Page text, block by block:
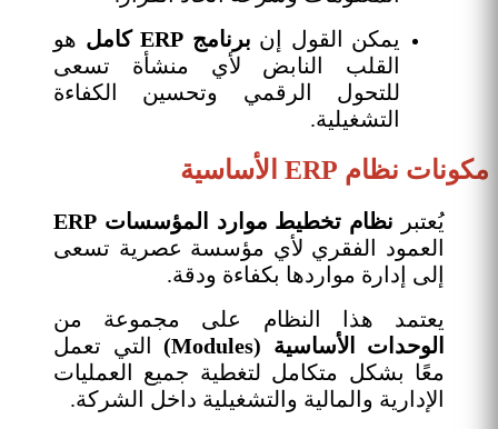
يمكن القول إن برنامج ERP كامل
هو
القلب النابض لأي منشأة تسعى
للتحول الرقمي وتحسين الكفاءة
التشغيلية.
مكونات نظام ERP الأساسية
يُعتبر
نظام تخطيط موارد المؤسسات ERP
العمود الفقري لأي مؤسسة عصرية تسعى
إلى إدارة مواردها بكفاءة ودقة.
يعتمد هذا النظام على مجموعة من
الوحدات الأساسية (Modules)
التي تعمل
معًا بشكل متكامل لتغطية جميع العمليات
الإدارية والمالية والتشغيلية داخل الشركة.